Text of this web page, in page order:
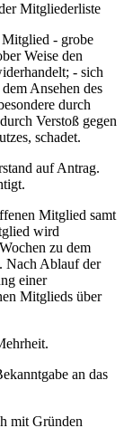
Mitgliederliste
- grobe
Weise den
- sich
Ansehen des
durch
Verstoß gegen
schadet.
auf Antrag.
Mitglied samt
wird
zu dem
Nach Ablauf der
einer
Mitglieds über
an das
mit Gründen